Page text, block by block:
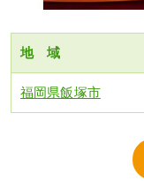
地 域
福岡県飯塚市